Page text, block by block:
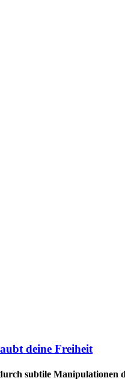
deine Freiheit
subtile Manipulationen